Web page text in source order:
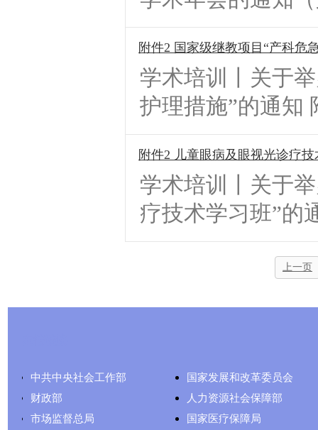
附件2 国家级继教项目“产科危
学术培训丨关于
护理措施”的通知
附件2 儿童眼病及眼视光诊疗
学术培训丨关于
疗技术学习班”的
上一页
中共中央社会工作部
国家发展和改革委员会
财政部
人力资源社会保障部
市场监督总局
国家医疗保障局